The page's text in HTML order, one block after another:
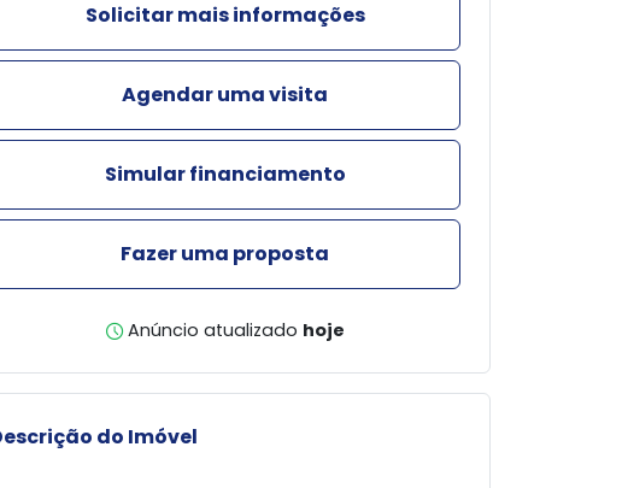
Solicitar mais informações
Agendar uma visita
Simular financiamento
Fazer uma proposta
Anúncio atualizado hoje
do Imóvel